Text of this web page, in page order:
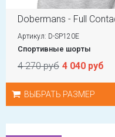
Dobermans - Full
Артикул: D-SP120E
Спортивные шорты
4 270 руб 4 040 руб
ВЫБРАТЬ РАЗМЕР